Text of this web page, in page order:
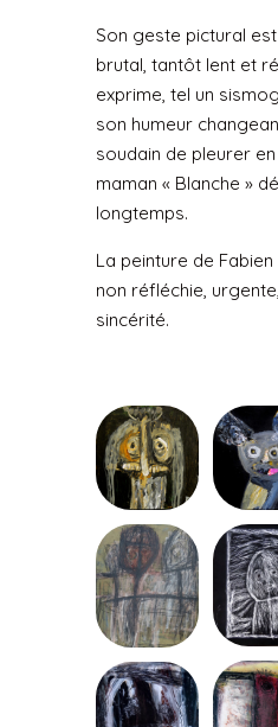
Son geste pictural
brutal, tantôt lent et
exprime, tel un
son humeur
soudain de pleurer
maman « Blanche »
longtemps.
La peinture de
non réfléchie,
sincérité.